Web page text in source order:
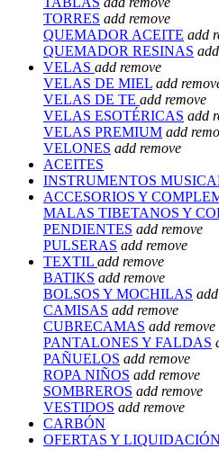
TORRES add remove
QUEMADOR ACEITE add
QUEMADOR RESINAS add
VELAS add remove
VELAS DE MIEL add
VELAS DE TE add remove
VELAS ESOTÉRICAS add
VELAS PREMIUM add
VELONES add remove
ACEITES
INSTRUMENTOS
ACCESORIOS Y
MALAS TIBETANOS Y
PENDIENTES add remove
PULSERAS add remove
TEXTIL add remove
BATIKS add remove
BOLSOS Y MOCHILAS add
CAMISAS add remove
CUBRECAMAS add remove
PANTALONES Y FALDAS
PAÑUELOS add remove
ROPA NIÑOS add remove
SOMBREROS add remove
VESTIDOS add remove
CARBÓN
OFERTAS Y LIQUIDACIÓN